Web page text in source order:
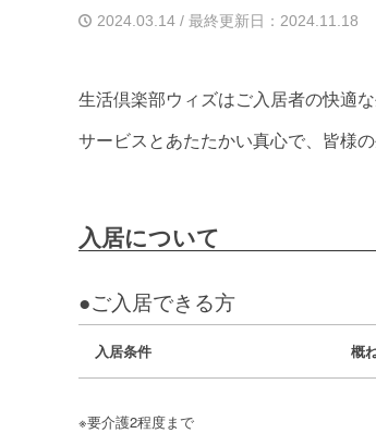
2024.03.14 / 最終更新日：2024.11.18
生活倶楽部ウィズはご入居者の快適
サービスとあたたかい真心で、皆様
入居について
●ご入居できる方
入居条件 概
※要介護2程度まで